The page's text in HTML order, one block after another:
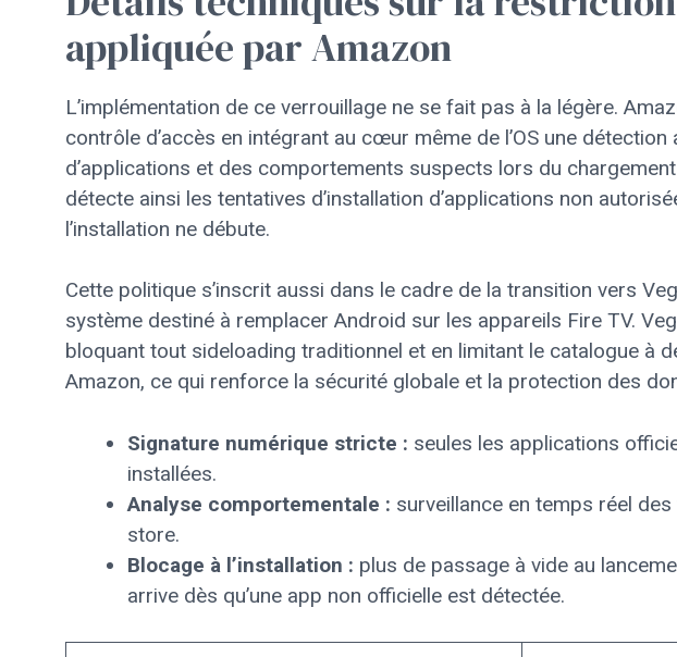
appliquée par Amazon
L’implémentation de ce verrouillage ne se fait pas à la légère.
contrôle d’accès en intégrant au cœur même de l’OS une
d’applications et des comportements suspects lors du
détecte ainsi les tentatives d’installation d’applications non
l’installation ne débute.
Cette politique s’inscrit aussi dans le cadre de la transition vers
système destiné à remplacer Android sur les appareils Fire TV.
bloquant tout sideloading traditionnel et en limitant le catalogue à
Amazon, ce qui renforce la sécurité globale et la protection des
Signature numérique stricte : seules les applications
installées.
Analyse comportementale : surveillance en temps réel
store.
Blocage à l’installation : plus de passage à vide au
arrive dès qu’une app non officielle est détectée.